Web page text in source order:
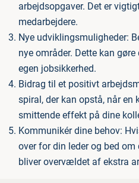
arbejdsopgaver. Det er
medarbejdere.
Nye udviklingsmuligheder:
nye områder. Dette kan
egen jobsikkerhed.
Bidrag til et positivt
spiral, der kan opstå, når en
smittende effekt på dine
Kommunikér dine behov:
over for din leder og bed
bliver overvældet af ekstra